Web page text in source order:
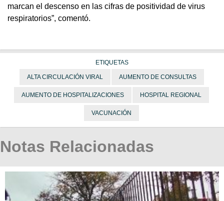
marcan el descenso en las cifras de positividad de virus
respiratorios”, comentó.
ETIQUETAS
ALTA CIRCULACIÓN VIRAL AUMENTO DE CONSULTAS
AUMENTO DE HOSPITALIZACIONES HOSPITAL REGIONAL
VACUNACIÓN
Notas Relacionadas